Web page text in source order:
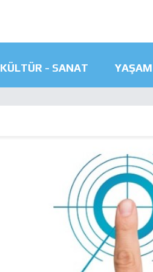
KÜLTÜR - SANAT YAŞAM